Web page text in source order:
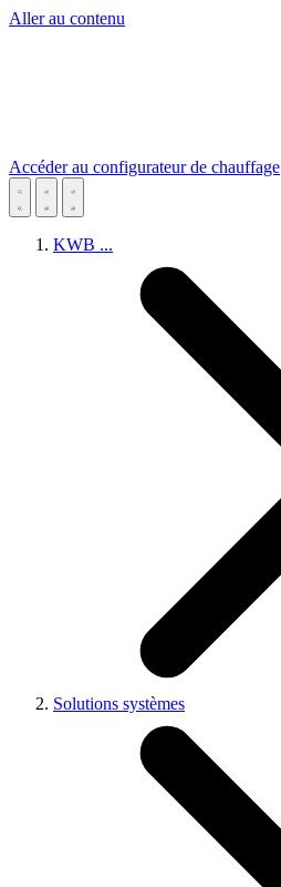
Aller au contenu
Accéder au configurateur de chauffage
KWB ...
Solutions systèmes